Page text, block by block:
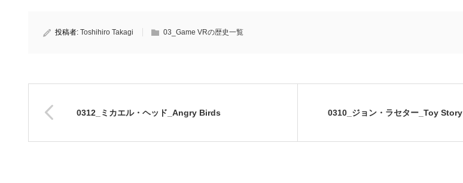
投稿者: Toshihiro Takagi 03_Game VRの歴史一覧
0312_ミカエル・ヘッド_Angry Birds 0310_ジョン・ラセター_Toy Story